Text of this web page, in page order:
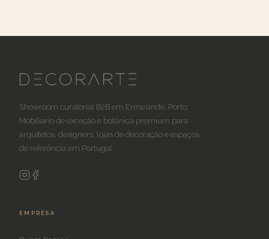
Showroom curatorial B2B em Ermesinde, Porto.
Mobiliário de exceção e botânica premium para
arquitetos, designers, lojas de decoração e espaços
de referência em Portugal.
EMPRESA